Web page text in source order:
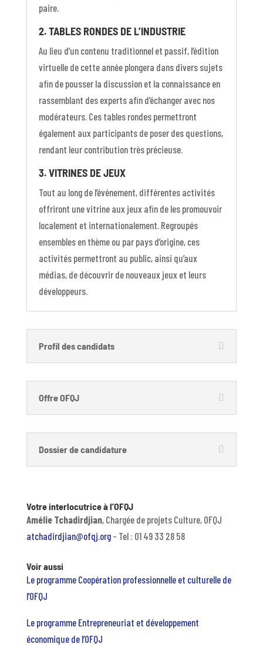
paire.
2. TABLES RONDES DE L’INDUSTRIE
Au lieu d’un contenu traditionnel et passif, l’édition
virtuelle de cette année plongera dans divers sujets
afin de pousser la discussion et la connaissance en
rassemblant des experts afin d’échanger avec nos
modérateurs. Ces tables rondes permettront
également aux participants de poser des questions,
rendant leur contribution très précieuse.
3. VITRINES DE JEUX
Tout au long de l’événement, différentes activités
offriront une vitrine aux jeux afin de les promouvoir
localement et internationalement. Regroupés
ensembles en thème ou par pays d’origine, ces
activités permettront au public, ainsi qu’aux
médias, de découvrir de nouveaux jeux et leurs
développeurs.
Profil des candidats
Offre OFQJ
Dossier de candidature
Votre interlocutrice à l’OFQJ
Amélie Tchadirdjian, Chargée de projets Culture, OFQJ
atchadirdjian@ofqj.org– Tel : 01 49 33 28 58
Voir aussi
Le programme Coopération professionnelle et culturelle de
l’OFQJ
Le programme Entrepreneuriat et développement
économique de l’OFQJ